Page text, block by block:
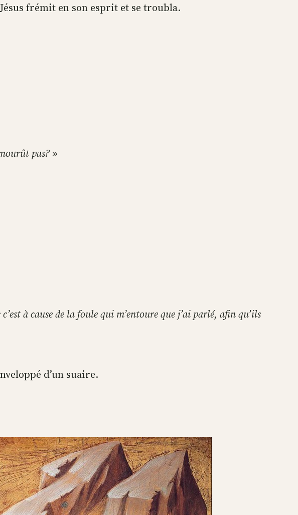
frémit en son esprit et se troubla.
pas? »
à cause de la foule qui m’entoure que j’ai parlé, afin qu’ils
d’un suaire.